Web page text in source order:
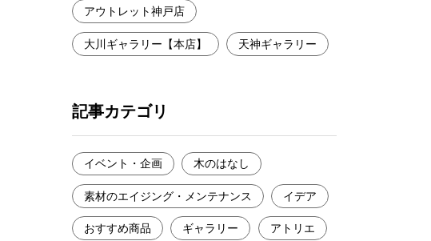
アウトレット神戸店
大川ギャラリー【本店】 天神ギャラリー
記事カテゴリ
イベント・企画 木のはなし
素材のエイジング・メンテナンス イデア
おすすめ商品 ギャラリー アトリエ